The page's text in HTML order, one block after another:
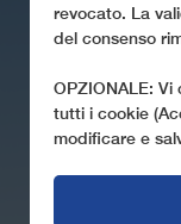
revocato. La
del consenso
OPZIONALE:
tutti i cookie
modificare e